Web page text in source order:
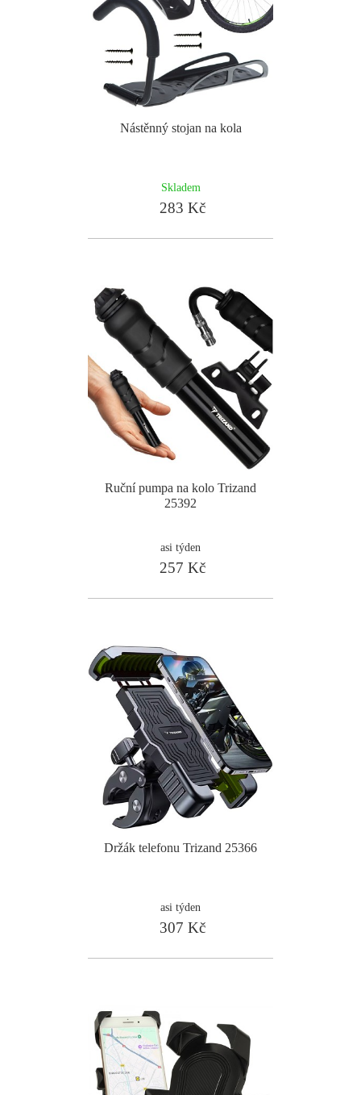
Nástěnný stojan na kola
Skladem
283 Kč
Ruční pumpa na kolo Trizand
25392
asi týden
257 Kč
Držák telefonu Trizand 25366
asi týden
307 Kč